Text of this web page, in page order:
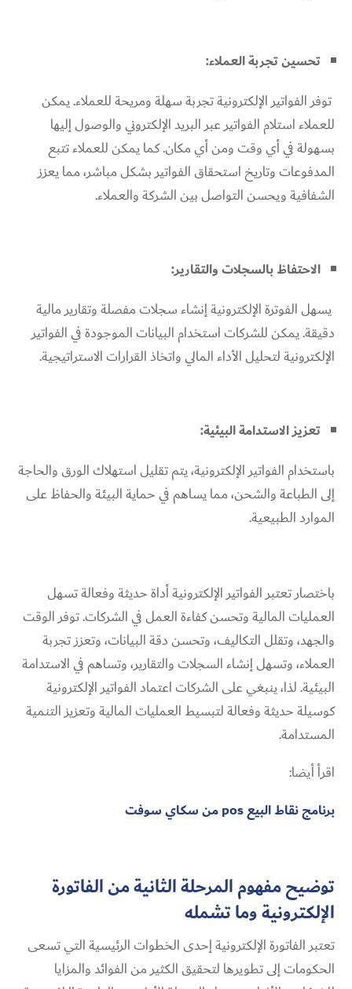
تحسين تجربة العملاء:
توفر الفواتير الإلكترونية تجربة سهلة ومريحة للعملاء. يمكن
للعملاء استلام الفواتير عبر البريد الإلكتروني والوصول إليها
بسهولة في أي وقت ومن أي مكان. كما يمكن للعملاء تتبع
المدفوعات وتاريخ استحقاق الفواتير بشكل مباشر، مما يعزز
الشفافية ويحسن التواصل بين الشركة والعملاء.
الاحتفاظ بالسجلات والتقارير:
يسهل الفوترة الإلكترونية إنشاء سجلات مفصلة وتقارير مالية
دقيقة. يمكن للشركات استخدام البيانات الموجودة في الفواتير
الإلكترونية لتحليل الأداء المالي واتخاذ القرارات الاستراتيجية.
تعزيز الاستدامة البيئية:
باستخدام الفواتير الإلكترونية، يتم تقليل استهلاك الورق والحاجة
إلى الطباعة والشحن، مما يساهم في حماية البيئة والحفاظ على
الموارد الطبيعية.
باختصار تعتبر الفواتير الإلكترونية أداة حديثة وفعالة تسهل
العمليات المالية وتحسن كفاءة العمل في الشركات. توفر الوقت
والجهد، وتقلل التكاليف، وتحسن دقة البيانات، وتعزز تجربة
العملاء، وتسهل إنشاء السجلات والتقارير، وتساهم في الاستدامة
البيئية. لذا، ينبغي على الشركات اعتماد الفواتير الإلكترونية
كوسيلة حديثة وفعالة لتبسيط العمليات المالية وتعزيز التنمية
المستدامة.
اقرأ أيضا:
برنامج نقاط البيع pos من سكاي سوفت
توضيح مفهوم المرحلة الثانية من الفاتورة
الإلكترونية وما تشمله
تعتبر الفاتورة الإلكترونية إحدى الخطوات الرئيسية التي تسعى
الحكومات إلى تطويرها لتحقيق الكثير من الفوائد والمزايا